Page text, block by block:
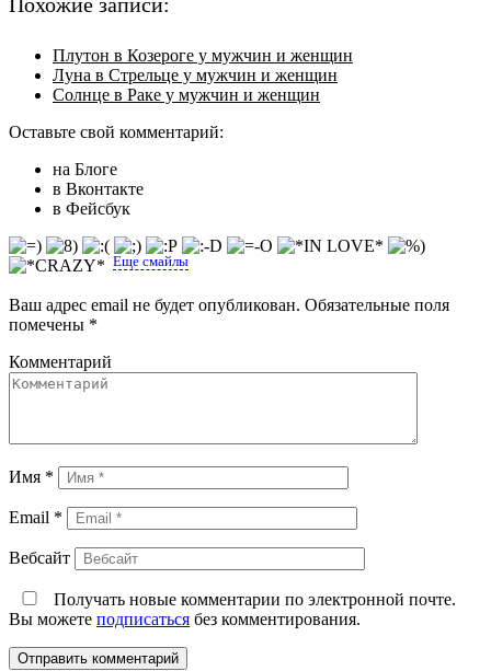
Плутон в Козероге у мужчин и женщин
Луна в Стрельце у мужчин и женщин
Солнце в Раке у мужчин и женщин
Оставьте свой комментарий:
на Блоге
в Вконтакте
в Фейсбук
Еще смайлы
Ваш адрес email не будет опубликован. Обязательные поля
помечены *
Комментарий
Имя *
Email *
Вебсайт
Получать новые комментарии по электронной почте.
Вы можете подписаться без комментирования.